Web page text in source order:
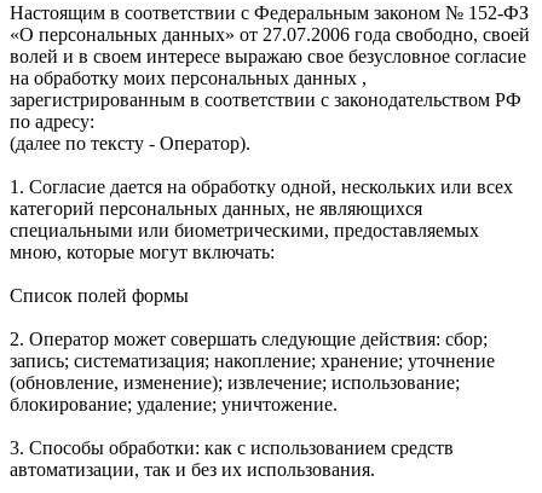
Настоящим в соответствии с Федеральным законом № 152-ФЗ
«О персональных данных» от 27.07.2006 года свободно, своей
волей и в своем интересе выражаю свое безусловное согласие
на обработку моих персональных данных ,
зарегистрированным в соответствии с законодательством РФ
по адресу:
(далее по тексту - Оператор).
1. Согласие дается на обработку одной, нескольких или всех
категорий персональных данных, не являющихся
специальными или биометрическими, предоставляемых
мною, которые могут включать:
Список полей формы
2. Оператор может совершать следующие действия: сбор;
запись; систематизация; накопление; хранение; уточнение
(обновление, изменение); извлечение; использование;
блокирование; удаление; уничтожение.
3. Способы обработки: как с использованием средств
автоматизации, так и без их использования.